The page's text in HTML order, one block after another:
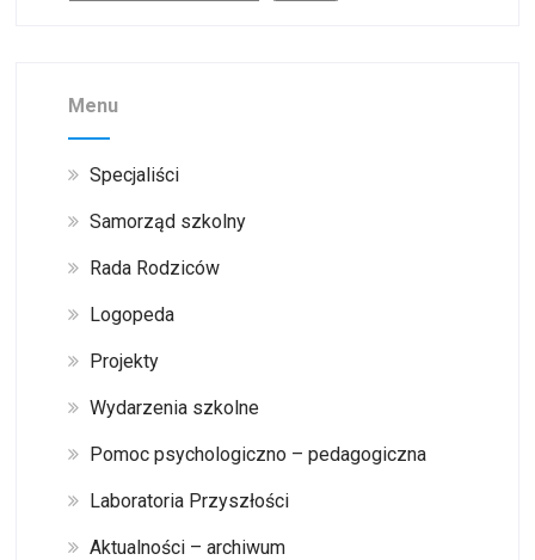
Menu
Specjaliści
Samorząd szkolny
Rada Rodziców
Logopeda
Projekty
Wydarzenia szkolne
Pomoc psychologiczno – pedagogiczna
Laboratoria Przyszłości
Aktualności – archiwum